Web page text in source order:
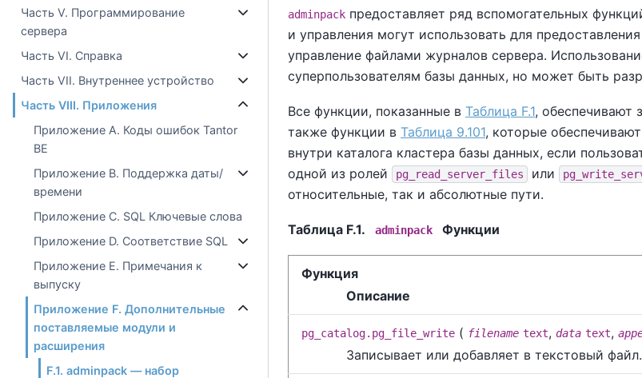
Часть V. Программирование
сервера
Часть VI. Справка
Часть VII. Внутреннее устройство
Часть VIII. Приложения
Приложение A. Коды ошибок Tantor
BE
Приложение B. Поддержка даты/
времени
Приложение C. SQL Ключевые слова
Приложение D. Соответствие SQL
Приложение E. Примечания к
выпуску
Приложение F. Дополнительные
поставляемые модули и
расширения
F.1. adminpack — набор
adminpack предоставляет ряд вспомогательных
и управления могут использовать для
управление файлами журналов сервера.
суперпользователям базы данных, но может быть
Все функции, показанные в Таблица F.1, обеспечивают
также функции в Таблица 9.101, которые
внутри каталога кластера базы данных, если
одной из ролей
pg_read_server_files или
относительные, так и абсолютные пути.
Таблица F.1. adminpack Функции
Функция
Описание
pg_catalog.pg_file_write ( filename text, data text,
Записывает или добавляет в текстовый файл.